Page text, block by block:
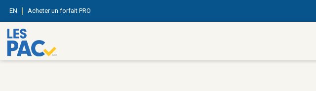
EN Acheter un forfait PRO